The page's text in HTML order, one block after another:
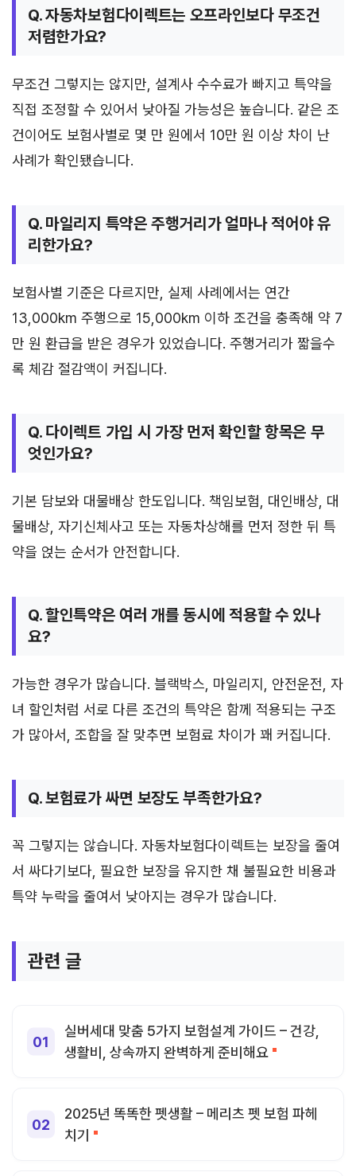
Q. 자동차보험다이렉트는 오프라인보다 무조건
저렴한가요?
무조건 그렇지는 않지만, 설계사 수수료가 빠지고 특약을
직접 조정할 수 있어서 낮아질 가능성은 높습니다. 같은 조
건이어도 보험사별로 몇 만 원에서 10만 원 이상 차이 난
사례가 확인됐습니다.
Q. 마일리지 특약은 주행거리가 얼마나 적어야 유
리한가요?
보험사별 기준은 다르지만, 실제 사례에서는 연간
13,000km 주행으로 15,000km 이하 조건을 충족해 약 7
만 원 환급을 받은 경우가 있었습니다. 주행거리가 짧을수
록 체감 절감액이 커집니다.
Q. 다이렉트 가입 시 가장 먼저 확인할 항목은 무
엇인가요?
기본 담보와 대물배상 한도입니다. 책임보험, 대인배상, 대
물배상, 자기신체사고 또는 자동차상해를 먼저 정한 뒤 특
약을 얹는 순서가 안전합니다.
Q. 할인특약은 여러 개를 동시에 적용할 수 있나
요?
가능한 경우가 많습니다. 블랙박스, 마일리지, 안전운전, 자
녀 할인처럼 서로 다른 조건의 특약은 함께 적용되는 구조
가 많아서, 조합을 잘 맞추면 보험료 차이가 꽤 커집니다.
Q. 보험료가 싸면 보장도 부족한가요?
꼭 그렇지는 않습니다. 자동차보험다이렉트는 보장을 줄여
서 싸다기보다, 필요한 보장을 유지한 채 불필요한 비용과
특약 누락을 줄여서 낮아지는 경우가 많습니다.
관련 글
실버세대 맞춤 5가지 보험설계 가이드 – 건강,
생활비, 상속까지 완벽하게 준비해요
2025년 똑똑한 펫생활 – 메리츠 펫 보험 파헤
치기